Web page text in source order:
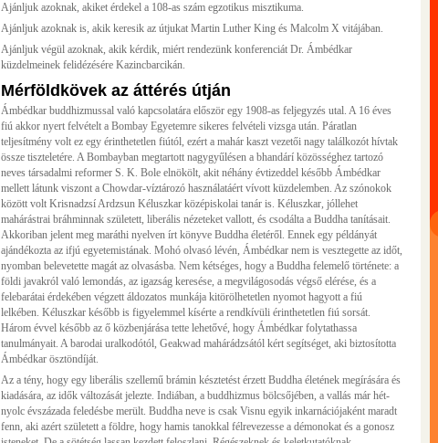
Ajánljuk azoknak, akiket érdekel a 108-as szám egzotikus misztikuma.
Ajánljuk azoknak is, akik keresik az útjukat Martin Luther King és Malcolm X vitájában.
Ajánljuk végül azoknak, akik kérdik, miért rendezünk konferenciát Dr. Ámbédkar
küzdelmeinek felidézésére Kazincbarcikán.
Mérföldkövek az áttérés útján
Ámbédkar buddhizmussal való kapcsolatára először egy 1908-as feljegyzés utal. A 16 éves
fiú akkor nyert felvételt a Bombay Egyetemre sikeres felvételi vizsga után. Páratlan
teljesítmény volt ez egy érinthetetlen fiútól, ezért a mahár kaszt vezetői nagy találkozót hívtak
össze tiszteletére. A Bombayban megtartott nagygyűlésen a bhandárí közösséghez tartozó
neves társadalmi reformer S. K. Bole elnökölt, akit néhány évtizeddel később Ámbédkar
mellett látunk viszont a Chowdar-víztározó használatáért vívott küzdelemben. Az szónokok
között volt Krisnadzsí Ardzsun Kéluszkar középiskolai tanár is. Kéluszkar, jóllehet
mahárástrai bráhminnak született, liberális nézeteket vallott, és csodálta a Buddha tanításait.
Akkoriban jelent meg maráthi nyelven írt könyve Buddha életéről. Ennek egy példányát
ajándékozta az ifjú egyetemistának. Mohó olvasó lévén, Ámbédkar nem is vesztegette az időt,
nyomban belevetette magát az olvasásba. Nem kétséges, hogy a Buddha felemelő története: a
földi javakról való lemondás, az igazság keresése, a megvilágosodás végső elérése, és a
felebarátai érdekében végzett áldozatos munkája kitörölhetetlen nyomot hagyott a fiú
lelkében. Kéluszkar később is figyelemmel kísérte a rendkívüli érinthetetlen fiú sorsát.
Három évvel később az ő közbenjárása tette lehetővé, hogy Ámbédkar folytathassa
tanulmányait. A barodai uralkodótól, Geakwad mahárádzsától kért segítséget, aki biztosította
Ámbédkar ösztöndíját.
Az a tény, hogy egy liberális szellemű brámin késztetést érzett Buddha életének megírására és
kiadására, az idők változását jelezte. Indiában, a buddhizmus bölcsőjében, a vallás már hét-
nyolc évszázada feledésbe merült. Buddha neve is csak Visnu egyik inkarnációjaként maradt
fenn, aki azért született a földre, hogy hamis tanokkal félrevezesse a démonokat és a gonosz